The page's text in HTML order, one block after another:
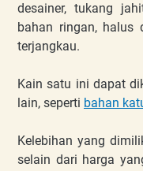
desainer, tukang
bahan ringan, halus
terjangkau.
Kain satu ini dapat
lain, seperti bahan
Kelebihan yang
selain dari harga